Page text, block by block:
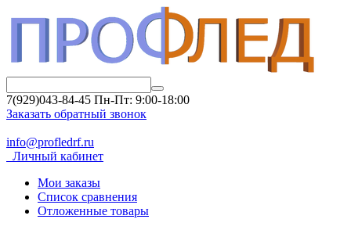
7(929)043-84-45 Пн-Пт: 9:00-18:00
Заказать обратный звонок
info@profledrf.ru
Личный кабинет
Мои заказы
Список сравнения
Отложенные товары